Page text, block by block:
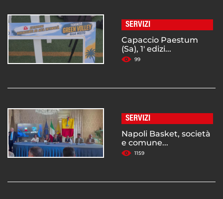
SERVIZI
Capaccio Paestum
(Sa), 1' edizi...
99
SERVIZI
Napoli Basket, società
e comune...
1159